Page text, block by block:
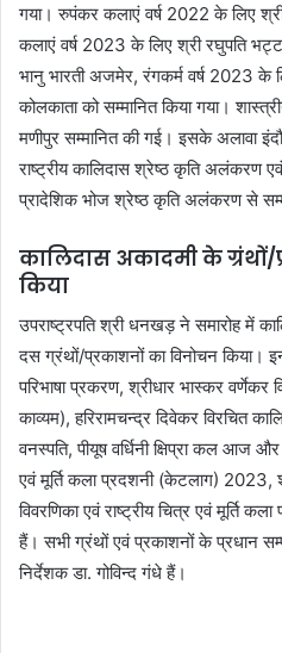
गया। रुपंकर कलाएं वर्ष 2022 के लिए
कलाएं वर्ष 2023 के लिए श्री रघुपति
भानु भारती अजमेर, रंगकर्म वर्ष 2023 के
कोलकाता को सम्मानित किया गया।
मणीपुर सम्मानित की गई। इसके अलावा
राष्ट्रीय कालिदास श्रेष्ठ कृति अलंकरण
प्रादेशिक भोज श्रेष्ठ कृति अलंकरण से
कालिदास अकादमी के ग्रंथों/
किया
उपराष्ट्रपति श्री धनखड़ ने समारोह में
दस ग्रंथों/प्रकाशनों का विनोचन किया।
परिभाषा प्रकरण, श्रीधार भास्कर वर्णेकर
काव्यम), हरिरामचन्द्र दिवेकर विरचित
वनस्पति, पीयूष वर्धिनी क्षिप्रा कल आज
एवं मूर्ति कला प्रदशनी (केटलाग) 2023,
विवरणिका एवं राष्ट्रीय चित्र एवं मूर्ति
हैं। सभी ग्रंथों एवं प्रकाशनों के प्रधान
निर्देशक डा. गोविन्द गंधे हैं।